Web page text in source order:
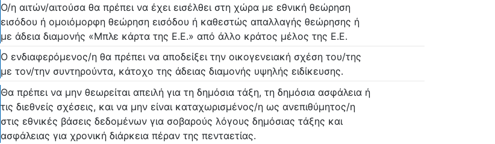
Ο/η αιτών/αιτούσα θα πρέπει να έχει εισέλθει στη χώρα με εθνική θεώρηση
εισόδου ή ομοιόμορφη θεώρηση εισόδου ή καθεστώς απαλλαγής θεώρησης ή
με άδεια διαμονής «Μπλε κάρτα της Ε.Ε.» από άλλο κράτος μέλος της Ε.Ε.
Ο ενδιαφερόμενος/η θα πρέπει να αποδείξει την οικογενειακή σχέση του/της
με τον/την συντηρούντα, κάτοχο της άδειας διαμονής υψηλής ειδίκευσης.
Θα πρέπει να μην θεωρείται απειλή για τη δημόσια τάξη, τη δημόσια ασφάλεια ή
τις διεθνείς σχέσεις, και να μην είναι καταχωρισμένος/η ως ανεπιθύμητος/η
στις εθνικές βάσεις δεδομένων για σοβαρούς λόγους δημόσιας τάξης και
ασφάλειας για χρονική διάρκεια πέραν της πενταετίας.